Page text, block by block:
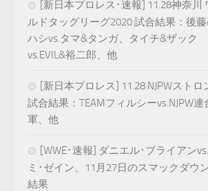
[新日本プロレス･速報] 11.28神奈川
ルドタッグリーグ2020 試合結果：後
ハシvs.タマ&タンガ、タイチ&ザック
vs.EVIL&裕二郎、他
[新日本プロレス] 11.28 NJPWストロ
試合結果：TEAMフィルシーvs.NJPW連
軍、他
[WWE･速報] ダニエル･ブライアン
ミ･ゼイン、11月27日のスマックダウ
結果